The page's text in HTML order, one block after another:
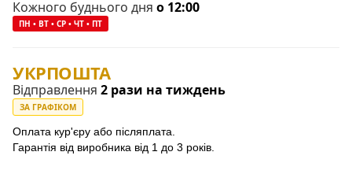
Кожного буднього дня о 12:00
ПН • ВТ • СР • ЧТ • ПТ
УКРПОШТА
Відправлення 2 рази на тиждень
ЗА ГРАФІКОМ
Оплата кур'єру або післяплата.
Гарантія від виробника від 1 до 3 років.